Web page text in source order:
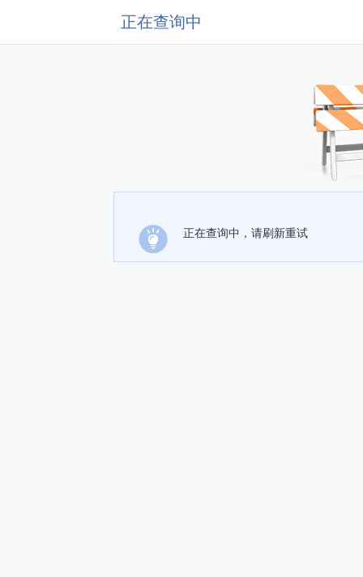
正在查询中
正在查询中，请刷新重试